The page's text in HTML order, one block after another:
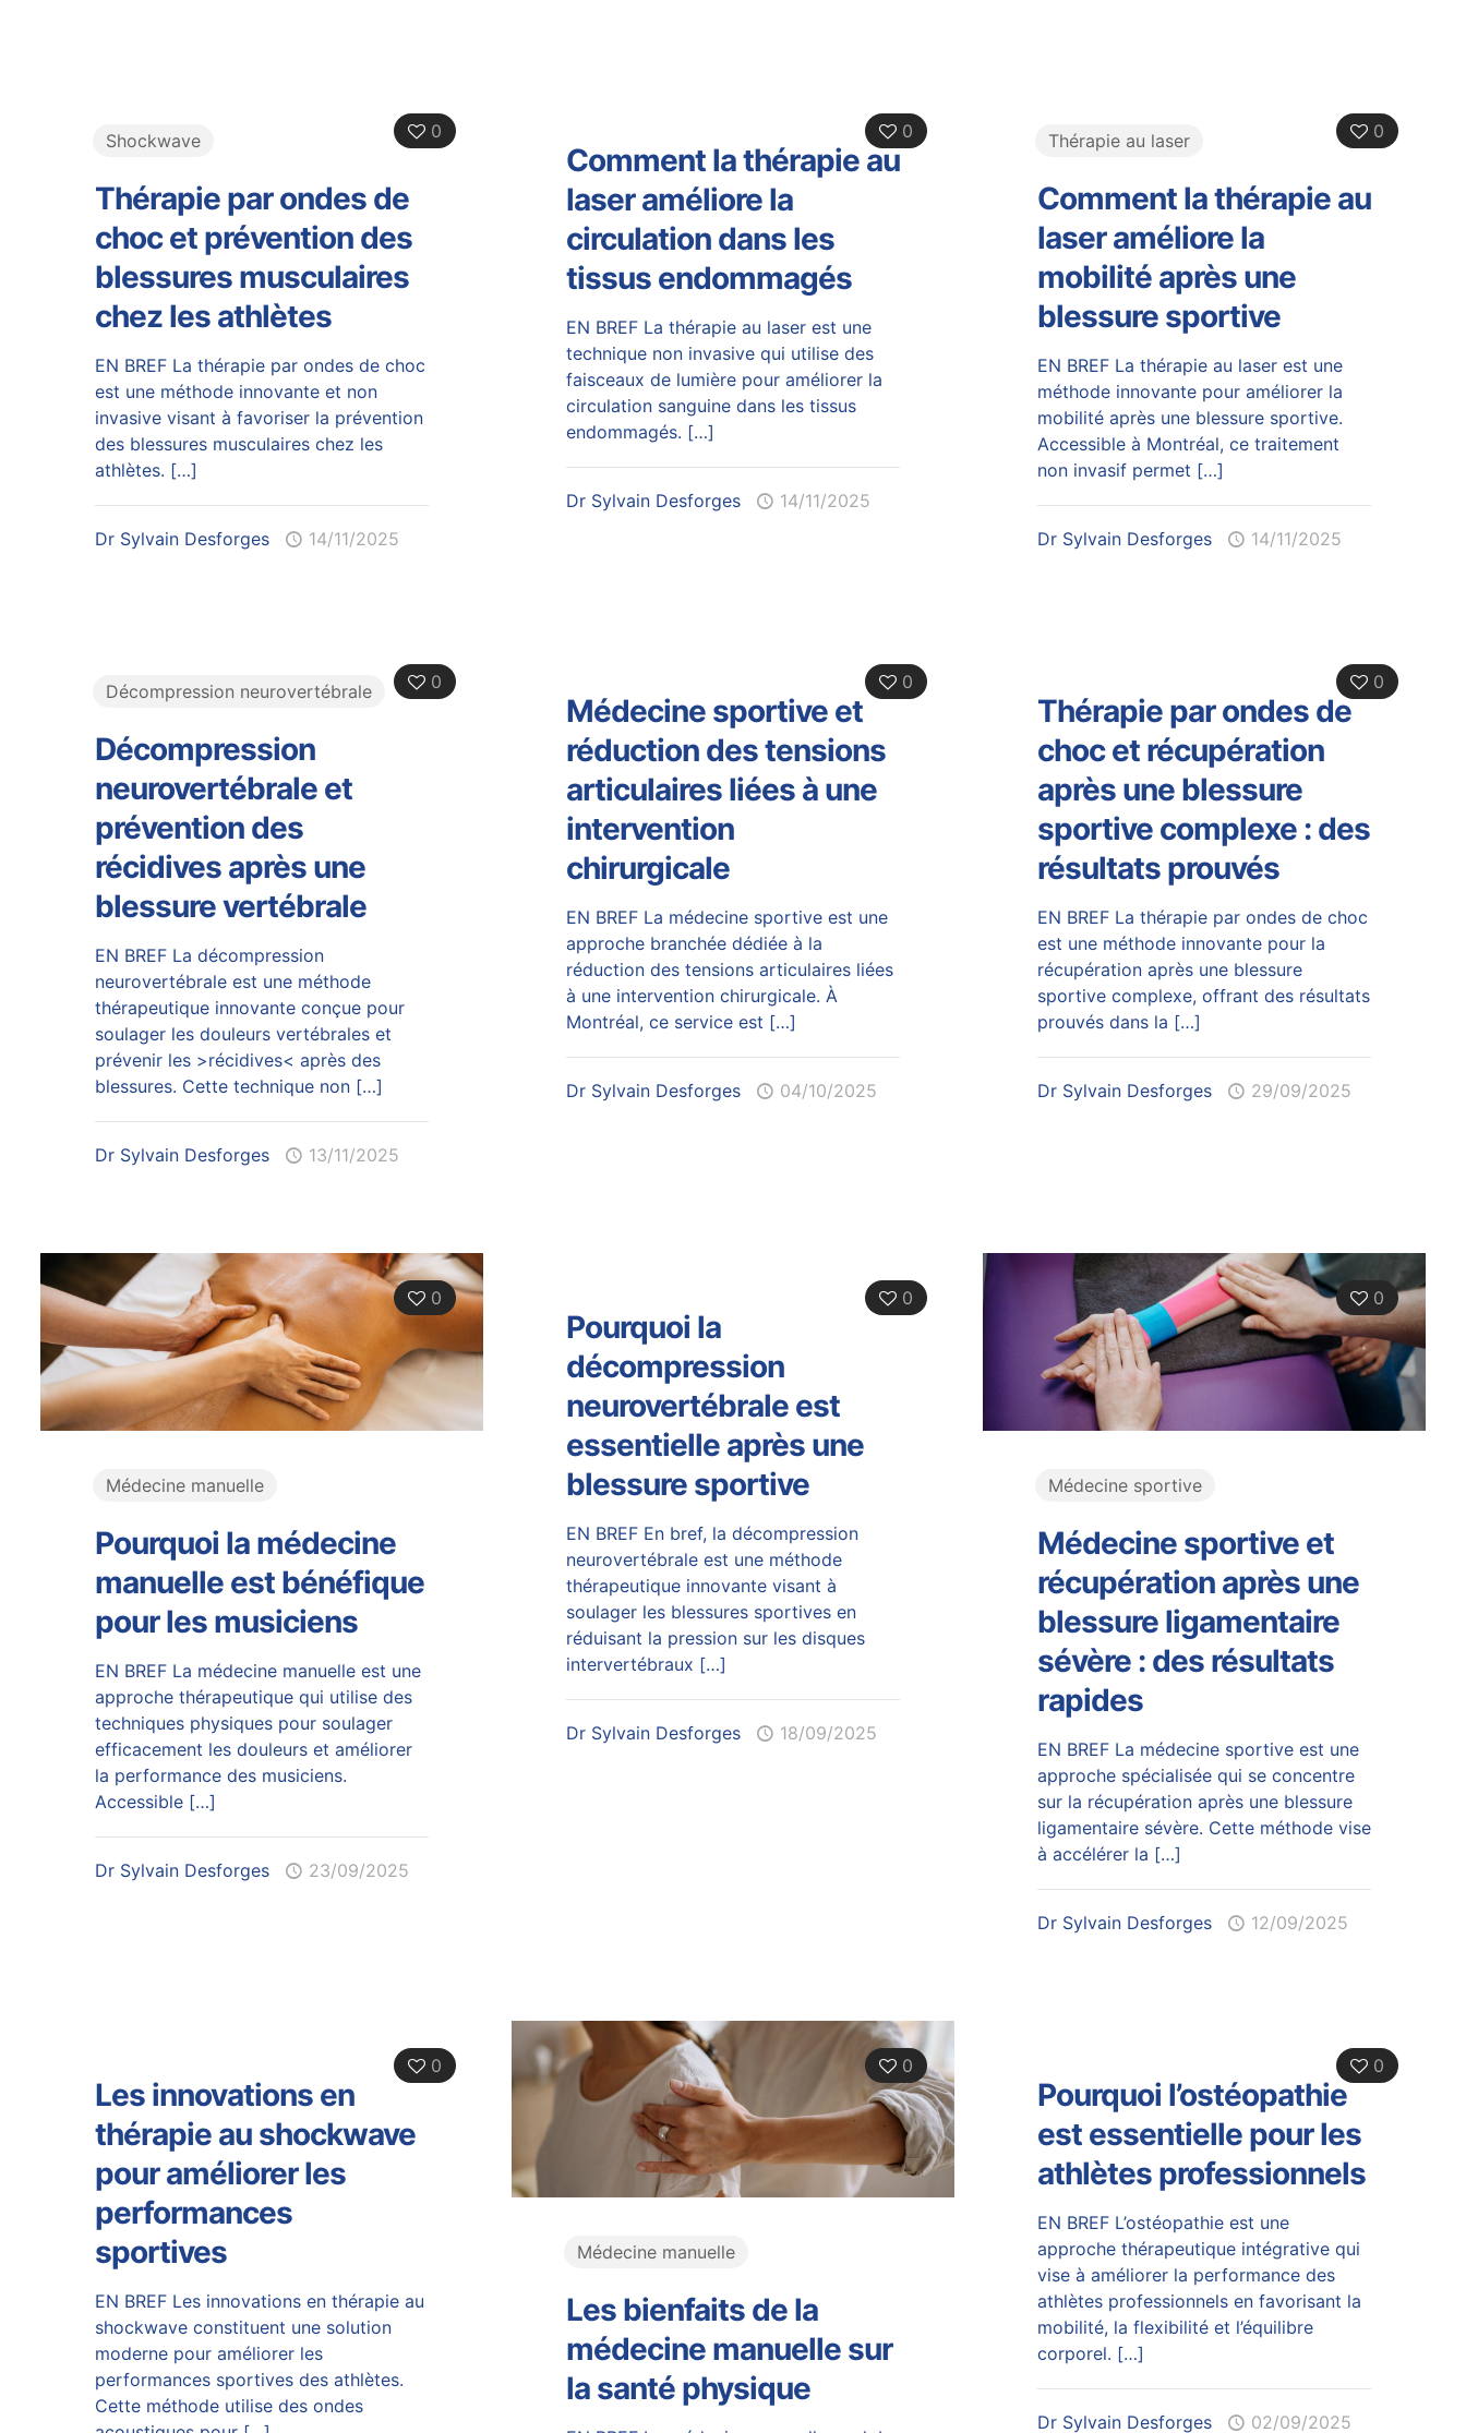
0
Shockwave
Thérapie par ondes de
choc et prévention des
blessures musculaires
chez les athlètes
EN BREF La thérapie par ondes de choc
est une méthode innovante et non
invasive visant à favoriser la prévention
des blessures musculaires chez les
athlètes. […]
Dr Sylvain Desforges 14/11/2025
0
Comment la thérapie au
laser améliore la
circulation dans les
tissus endommagés
EN BREF La thérapie au laser est une
technique non invasive qui utilise des
faisceaux de lumière pour améliorer la
circulation sanguine dans les tissus
endommagés. […]
Dr Sylvain Desforges 14/11/2025
0
Thérapie au laser
Comment la thérapie au
laser améliore la
mobilité après une
blessure sportive
EN BREF La thérapie au laser est une
méthode innovante pour améliorer la
mobilité après une blessure sportive.
Accessible à Montréal, ce traitement
non invasif permet […]
Dr Sylvain Desforges 14/11/2025
0
Décompression neurovertébrale
Décompression
neurovertébrale et
prévention des
récidives après une
blessure vertébrale
EN BREF La décompression
neurovertébrale est une méthode
thérapeutique innovante conçue pour
soulager les douleurs vertébrales et
prévenir les >récidives< après des
blessures. Cette technique non[…]
Dr Sylvain Desforges 13/11/2025
0
Médecine sportive et
réduction des tensions
articulaires liées à une
intervention
chirurgicale
EN BREF La médecine sportive est une
approche branchée dédiée à la
réduction des tensions articulaires liées
à une intervention chirurgicale. À
Montréal, ce service est […]
Dr Sylvain Desforges 04/10/2025
0
Thérapie par ondes de
choc et récupération
après une blessure
sportive complexe : des
résultats prouvés
EN BREF La thérapie par ondes de choc
est une méthode innovante pour la
récupération après une blessure
sportive complexe, offrant des résultats
prouvés dans la […]
Dr Sylvain Desforges 29/09/2025
0
Médecine manuelle
Pourquoi la médecine
manuelle est bénéfique
pour les musiciens
EN BREF La médecine manuelle est une
approche thérapeutique qui utilise des
techniques physiques pour soulager
efficacement les douleurs et améliorer
la performance des musiciens.
Accessible[…]
Dr Sylvain Desforges 23/09/2025
0
Pourquoi la
décompression
neurovertébrale est
essentielle après une
blessure sportive
EN BREF En bref, la décompression
neurovertébrale est une méthode
thérapeutique innovante visant à
soulager les blessures sportives en
réduisant la pression sur les disques
intervertébraux […]
Dr Sylvain Desforges 18/09/2025
0
Médecine sportive
Médecine sportive et
récupération après une
blessure ligamentaire
sévère : des résultats
rapides
EN BREF La médecine sportive est une
approche spécialisée qui se concentre
sur la récupération après une blessure
ligamentaire sévère. Cette méthode vise
à accélérer la […]
Dr Sylvain Desforges 12/09/2025
0
Les innovations en
thérapie au shockwave
pour améliorer les
performances
sportives
EN BREF Les innovations en thérapie au
shockwave constituent une solution
moderne pour améliorer les
performances sportives des athlètes.
Cette méthode utilise des ondes
0
Médecine manuelle
Les bienfaits de la
médecine manuelle sur
la santé physique
0
Pourquoi l’ostéopathie
est essentielle pour les
athlètes professionnels
EN BREF L’ostéopathie est une
approche thérapeutique intégrative qui
vise à améliorer la performance des
athlètes professionnels en favorisant la
mobilité, la flexibilité et l’équilibre
corporel. […]
Dr Sylvain Desforges 02/09/2025